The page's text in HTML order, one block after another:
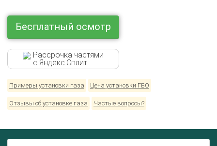
Бесплатный осмотр
Рассрочка частями
с Яндекс.Сплит
Примеры установки газа Цена установки ГБО
Отзывы об установке газа Частые вопросы?